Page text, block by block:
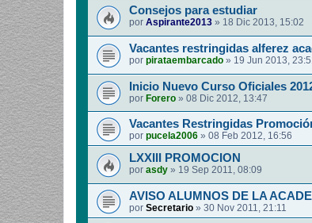
Consejos para estudiar
por Aspirante2013 » 18 Dic 2013, 15:02
Vacantes restringidas alferez
por pirataembarcado » 19 Jun 2013,
Inicio Nuevo Curso Oficiales
por Forero » 08 Dic 2012, 13:47
Vacantes Restringidas
por pucela2006 » 08 Feb 2012, 16:56
LXXIII PROMOCION
por asdy » 19 Sep 2011, 08:09
AVISO ALUMNOS DE LA
por Secretario » 30 Nov 2011, 21:11